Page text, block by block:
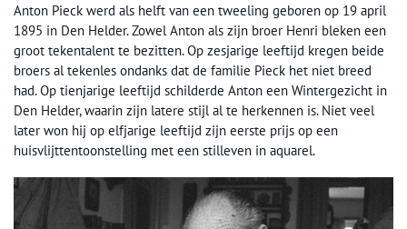
Anton Pieck werd als helft van een tweeling geboren op 19 april
1895 in Den Helder. Zowel Anton als zijn broer Henri bleken een
groot tekentalent te bezitten. Op zesjarige leeftijd kregen beide
broers al tekenles ondanks dat de familie Pieck het niet breed
had. Op tienjarige leeftijd schilderde Anton een Wintergezicht in
Den Helder, waarin zijn latere stijl al te herkennen is. Niet veel
later won hij op elfjarige leeftijd zijn eerste prijs op een
huisvlijttentoonstelling met een stilleven in aquarel.